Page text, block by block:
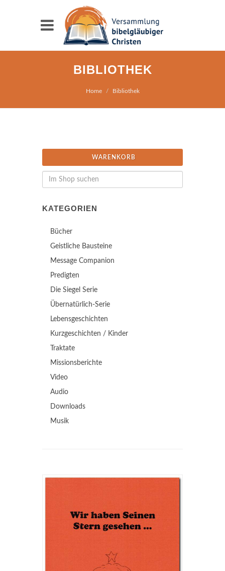
BIBLIOTHEK
Home Bibliothek
WARENKORB
KATEGORIEN
Bücher
Geistliche Bausteine
Message Companion
Predigten
Die Siegel Serie
Übernatürlich-Serie
Lebensgeschichten
Kurzgeschichten / Kinder
Traktate
Missionsberichte
Video
Audio
Downloads
Musik